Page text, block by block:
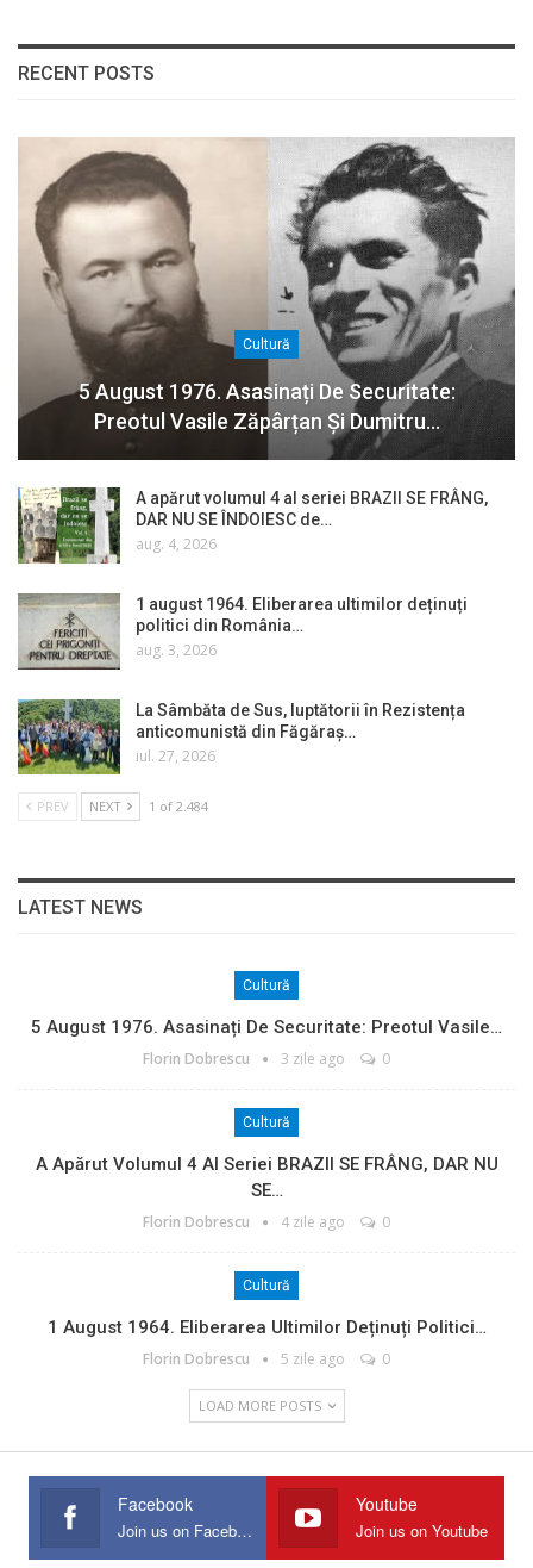
RECENT POSTS
Cultură
5 August 1976. Asasinați De Securitate:
Preotul Vasile Zăpârțan Și Dumitru…
A apărut volumul 4 al seriei BRAZII SE FRÂNG,
DAR NU SE ÎNDOIESC de…
aug. 4, 2026
1 august 1964. Eliberarea ultimilor deținuți
politici din România…
aug. 3, 2026
La Sâmbăta de Sus, luptătorii în Rezistența
anticomunistă din Făgăraș…
iul. 27, 2026
PREV NEXT 1 of 2.484
LATEST NEWS
Cultură
5 August 1976. Asasinați De Securitate: Preotul Vasile…
Florin Dobrescu 3 zile ago 0
Cultură
A Apărut Volumul 4 Al Seriei BRAZII SE FRÂNG, DAR NU
SE…
Florin Dobrescu 4 zile ago 0
Cultură
1 August 1964. Eliberarea Ultimilor Deținuți Politici…
Florin Dobrescu 5 zile ago 0
LOAD MORE POSTS
Facebook
Join us on Facebook
Youtube
Join us on Youtube